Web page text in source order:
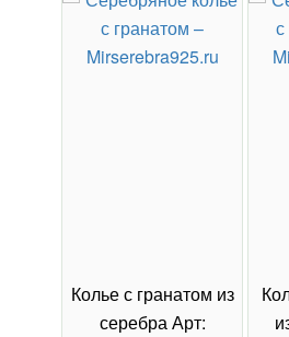
Колье с гранатом из
серебра Арт: